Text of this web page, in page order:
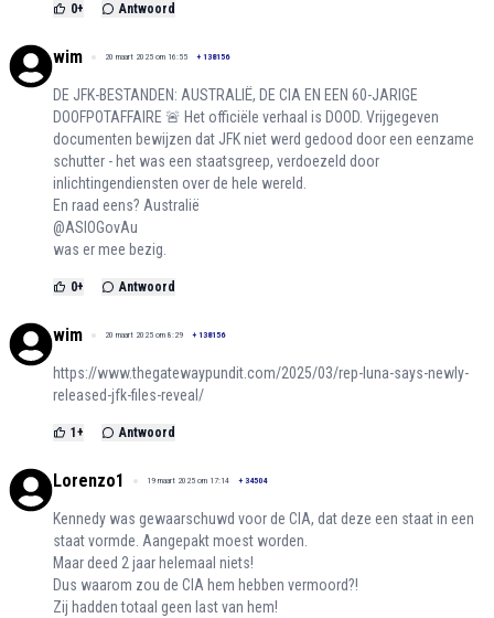
0+ Antwoord
wim 20 maart 2025 om 16:55 + 138156
DE JFK-BESTANDEN: AUSTRALIË, DE CIA EN EEN 60-JARIGE
DOOFPOTAFFAIRE 🚨 Het officiële verhaal is DOOD. Vrijgegeven
documenten bewijzen dat JFK niet werd gedood door een eenzame
schutter - het was een staatsgreep, verdoezeld door
inlichtingendiensten over de hele wereld.
En raad eens? Australië
@ASIOGovAu
was er mee bezig.
0+ Antwoord
wim 20 maart 2025 om 8:29 + 138156
https://www.thegatewaypundit.com/2025/03/rep-luna-says-newly-
released-jfk-files-reveal/
1 + Antwoord
Lorenzo1 19 maart 2025 om 17:14 + 34504
Kennedy was gewaarschuwd voor de CIA, dat deze een staat in een
staat vormde. Aangepakt moest worden.
Maar deed 2 jaar helemaal niets!
Dus waarom zou de CIA hem hebben vermoord?!
Zij hadden totaal geen last van hem!